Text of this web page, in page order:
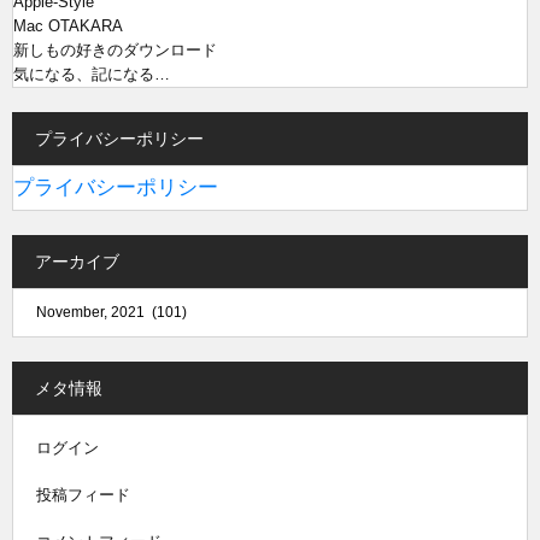
Mac OTAKARA
新しもの好きのダウンロード
気になる、記になる…
プライバシーポリシー
プライバシーポリシー
アーカイブ
メタ情報
ログイン
投稿フィード